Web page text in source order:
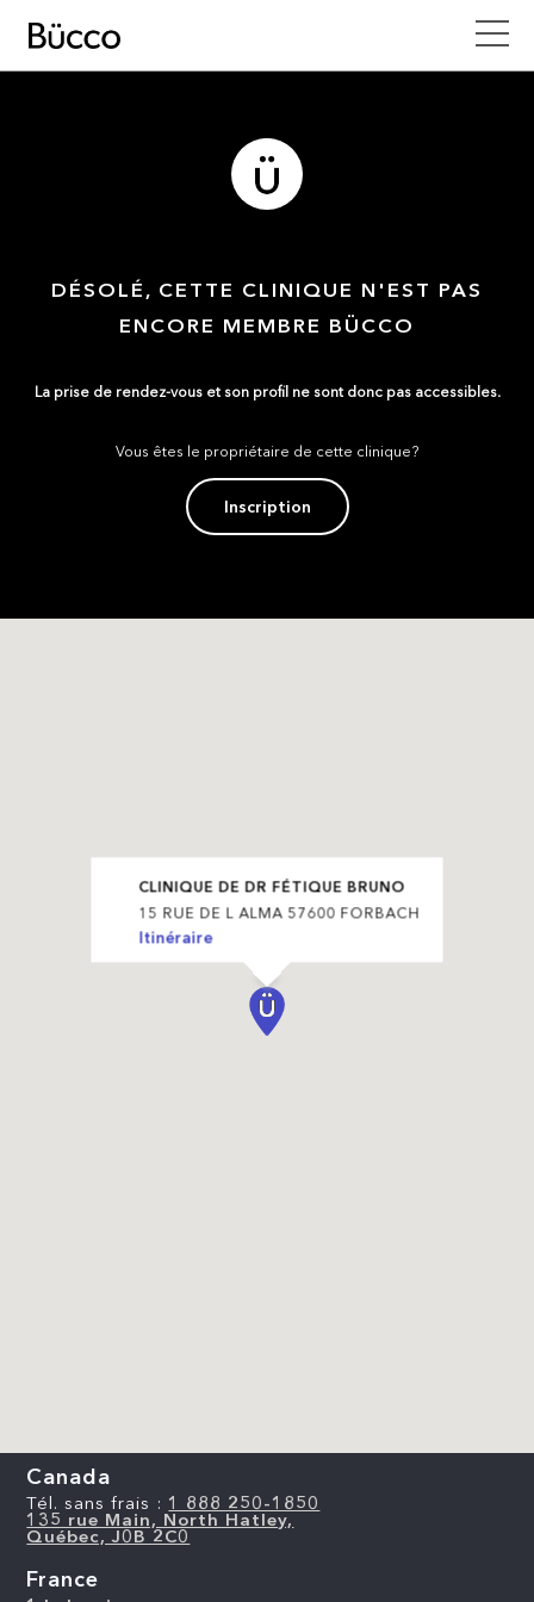
DÉSOLÉ, CETTE CLINIQUE N'EST PAS
ENCORE MEMBRE BÜCCO
La prise de rendez-vous et son profil ne sont donc pas accessibles.
Vous êtes le propriétaire de cette clinique?
Inscription
CLINIQUE DE DR FÉTIQUE BRUNO
15 RUE DE L ALMA 57600 FORBACH
Itinéraire
Canada
Tél. sans frais : 1 888 250-1850
135 rue Main, North Hatley,
Québec, J0B 2C0
France